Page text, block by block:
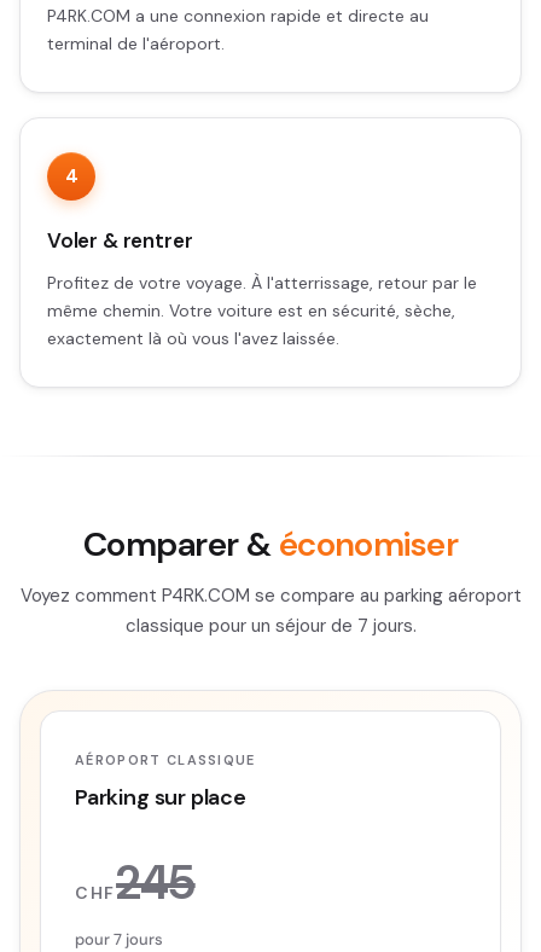
P4RK.COM a une connexion rapide et directe au
terminal de l'aéroport.
4
Voler & rentrer
Profitez de votre voyage. À l'atterrissage, retour par le
même chemin. Votre voiture est en sécurité, sèche,
exactement là où vous l'avez laissée.
Comparer &économiser
Voyez comment P4RK.COM se compare au parking aéroport
classique pour un séjour de 7 jours.
AÉROPORT CLASSIQUE
Parking sur place
CHF245
pour 7 jours